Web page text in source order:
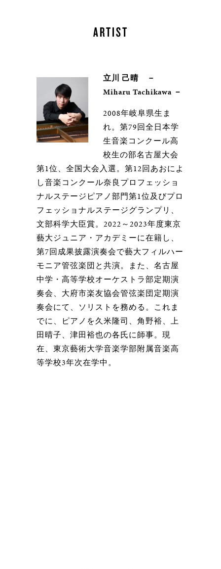
ARTIST
立川 己晴 －
Miharu Tachikawa －
2008年岐阜県生ま
れ。第79回全日本学
生音楽コンクール高
校生の部名古屋大会
第1位、全国大会入選。第12回あおによ
し音楽コンクール奈良プロフェッショ
ナルステージピアノ部門第1位及びプロ
フェッショナルステージグランプリ、
文部科学大臣賞。2022～2023年度東京
藝大ジュニア・アカデミーに在籍し、
第7回成果披露演奏会で藝大フィルハー
モニア管弦楽団と共演。また、名古屋
中学・高等学校オーケストラ部定期演
奏会、大府市楽友協会管弦楽団定期演
奏会にて、ソリストを務める。これま
でに、ピアノを久米隆司、角野裕、上
田晴子、津田裕也の各氏に師事。現
在、東京藝術大学音楽学部附属音楽高
等学校3年次在学中。